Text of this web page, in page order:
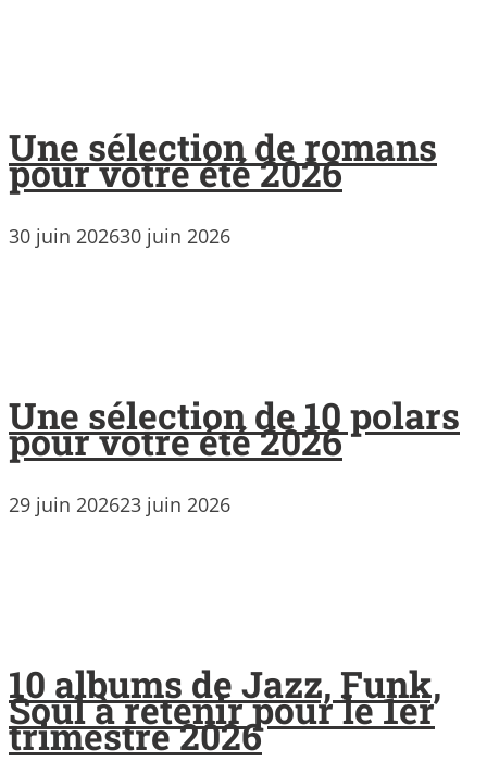
Une sélection de romans
pour votre été 2026
30 juin 202630 juin 2026
Une sélection de 10 polars
pour votre été 2026
29 juin 202623 juin 2026
10 albums de Jazz, Funk,
Soul à retenir pour le 1er
trimestre 2026